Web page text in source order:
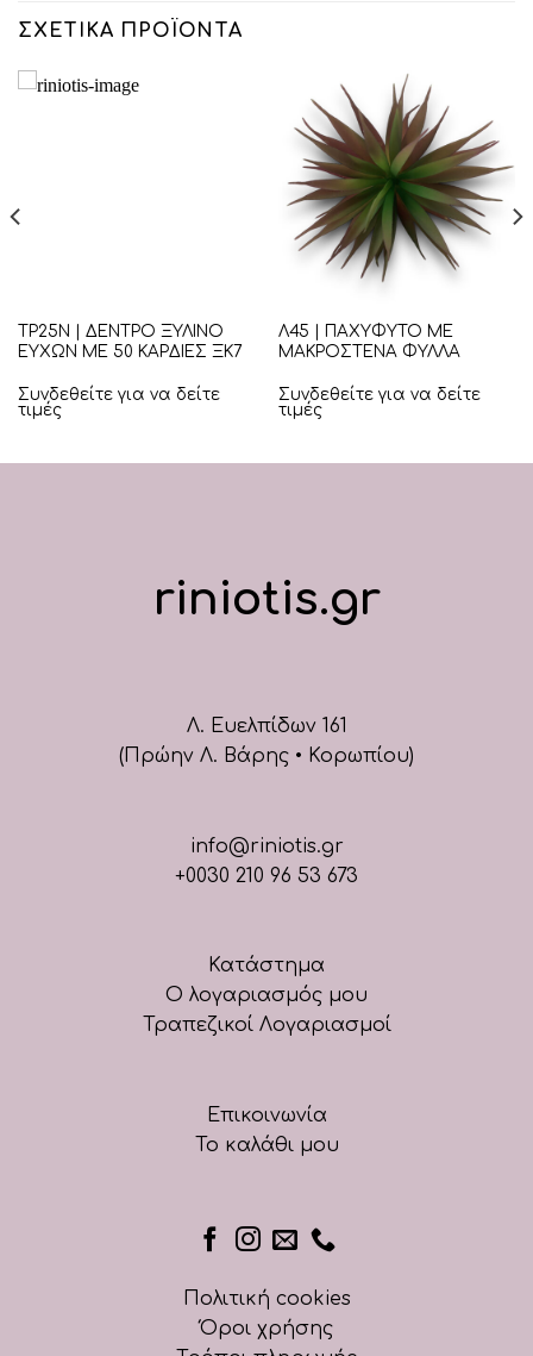
ΣΧΕΤΙΚΆ ΠΡΟΪΌΝΤΑ
ΤΡ25Ν | ΔΕΝΤΡΟ ΞΥΛΙΝΟ
ΕΥΧΩΝ ΜΕ 50 ΚΑΡΔΙΕΣ ΞΚ7
Συνδεθείτε για να δείτε
τιμές
Λ45 | ΠΑΧΥΦΥΤΟ ΜΕ
ΜΑΚΡΟΣΤΕΝΑ ΦΥΛΛΑ
Συνδεθείτε για να δείτε
τιμές
riniotis.gr
Λ. Ευελπίδων 161
(Πρώην Λ. Βάρης • Κορωπίου)
info@riniotis.gr
+0030 210 96 53 673
Κατάστημα
Ο λογαριασμός μου
Τραπεζικοί Λογαριασμοί
Επικοινωνία
Το καλάθι μου
Πολιτική cookies
Όροι χρήσης